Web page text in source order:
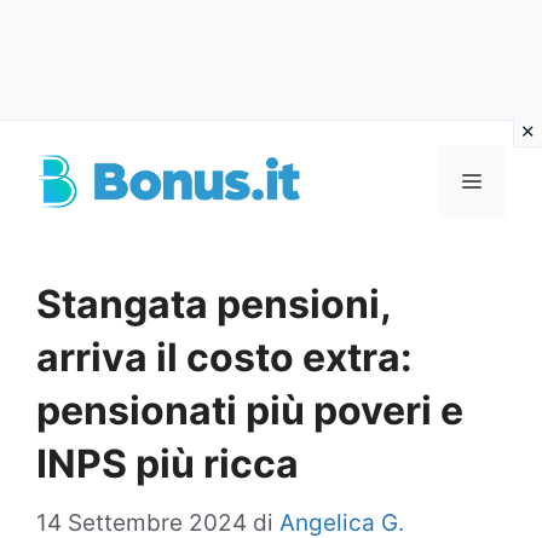
Menu
Stangata pensioni,
arriva il costo extra:
pensionati più poveri e
INPS più ricca
14 Settembre 2024 di Angelica G.